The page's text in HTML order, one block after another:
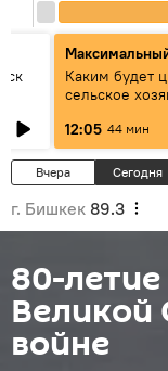
Каким будет
сельское
12:05 44 мин
Вчера Сегодня
г. Бишкек 89.3
80-
Великой
войне